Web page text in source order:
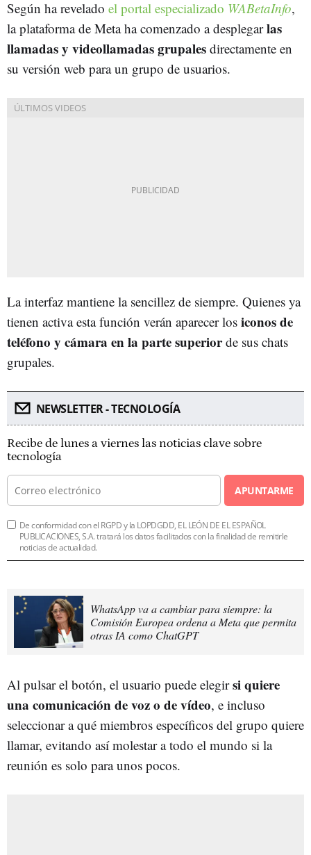
Según ha revelado el portal especializado WABetaInfo,
la plataforma de Meta ha comenzado a desplegarlas
llamadas y videollamadas grupales directamente en
su versión web para un grupo de usuarios.
La interfaz mantiene la sencillez de siempre. Quienes ya
tienen activa esta función verán aparecer los iconos de
teléfono y cámara en la parte superiorde sus chats
grupales.
NEWSLETTER - TECNOLOGÍA
Recibe de lunes a viernes las noticias clave sobre
tecnología
APUNTARME
De conformidad con el RGPD y la LOPDGDD, EL LEÓN DE EL ESPAÑOL
PUBLICACIONES, S.A. tratará los datos facilitados con la finalidad de remitirle
noticias de actualidad.
WhatsApp va a cambiar para siempre: la
Comisión Europea ordena a Meta que permita
otras IA como ChatGPT
Al pulsar el botón, el usuario puede elegirsi quiere
una comunicación de voz o de vídeo, e incluso
seleccionar a qué miembros específicos del grupo quiere
llamar, evitando así molestar a todo el mundo si la
reunión es solo para unos pocos.